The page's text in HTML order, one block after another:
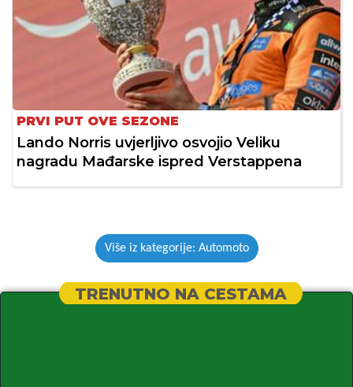
PRVI PUT OVE SEZONE
Lando Norris uvjerljivo osvojio Veliku
nagradu Mađarske ispred Verstappena
Više iz kategorije: Automoto
TRENUTNO NA CESTAMA